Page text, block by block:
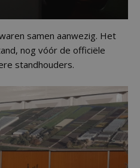
samen aanwezig. Het
nog vóór de officiële
standhouders.